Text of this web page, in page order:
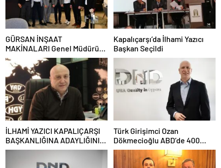
GÜRSAN İNŞAAT
MAKİNALARI Genel Müdürü
Ümit Ömer Kınav verdikleri
hizmetleri anlattı.
Kapalıçarşı’da İlhami Yazıcı
Başkan Seçildi
İLHAMİ YAZICI KAPALIÇARŞI
BAŞKANLIĞINA ADAYLIĞINI
AÇIKLADI
Türk Girişimci Ozan
Dökmecioğlu ABD’de 400
Milyon Dolarlık Gayrimenkul
Portföyü Oluşturdu